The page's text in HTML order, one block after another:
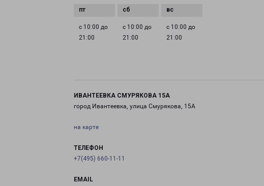
с 10:00 до
21:00
с 10:00 до
21:00
с 10:00 до
21:00
ИВАНТЕЕВКА СМУРЯКОВА 15А
город Ивантеевка, улица Смурякова, 15А
на карте
ТЕЛЕФОН
+7(495) 660-11-11
EMAIL